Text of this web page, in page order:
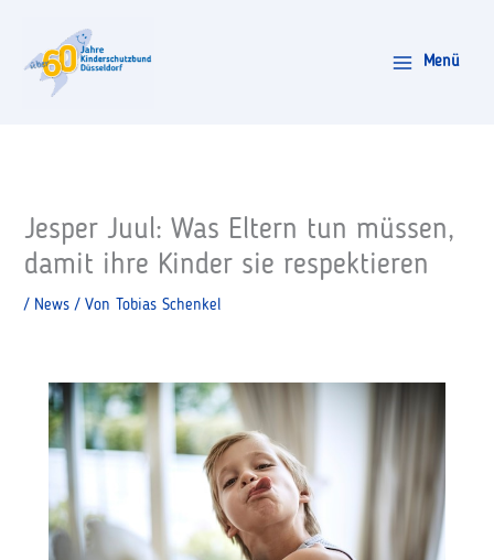
springen
Menü
Jesper Juul: Was Eltern tun müssen,
damit ihre Kinder sie respektieren
/ News / Von Tobias Schenkel